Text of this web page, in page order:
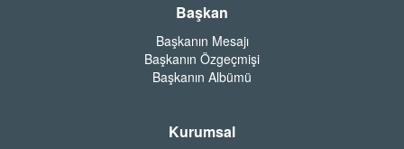
Başkan
Başkanın Mesajı
Başkanın Özgeçmişi
Başkanın Albümü
Kurumsal